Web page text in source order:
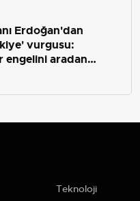
Erdoğan'dan
vurgusu:
engelini aradan
Teknoloji